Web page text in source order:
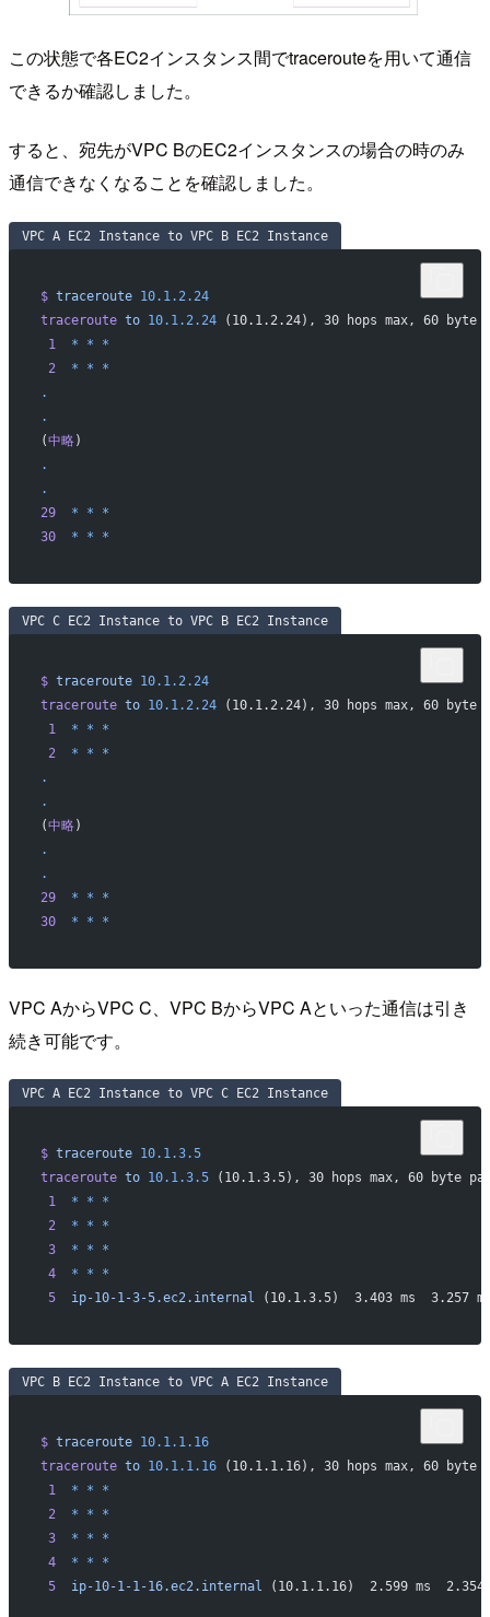
この状態で各EC2インスタンス間でtracerouteを用いて通信
できるか確認しました。
すると、宛先がVPC BのEC2インスタンスの場合の時のみ
通信できなくなることを確認しました。
VPC A EC2 Instance to VPC B EC2 Instance
$ traceroute 10.1.2.24
traceroute to 10.1.2.24 (10.1.2.24), 30 hops max, 60 byte
1
  *
* *
2
  *
* *
.
.
(中略)
.
.
29
  *
* *
30
  *
* *
VPC C EC2 Instance to VPC B EC2 Instance
$ traceroute 10.1.2.24
traceroute to 10.1.2.24 (10.1.2.24), 30 hops max, 60 byte
1
  *
* *
2
  *
* *
.
.
(中略)
.
.
29
  *
* *
30
  *
* *
VPC AからVPC C、VPC BからVPC Aといった通信は引き
続き可能です。
VPC A EC2 Instance to VPC C EC2 Instance
$ traceroute 10.1.3.5
traceroute to 10.1.3.5 (10.1.3.5), 30 hops max, 60 byte
1
  *
* *
2
  *
* *
3
  *
* *
4
  *
* *
5
  ip-10-1-3-5.ec2.internal
(10.1.3.5)  3.403 ms  3.257
VPC B EC2 Instance to VPC A EC2 Instance
$ traceroute 10.1.1.16
traceroute to 10.1.1.16 (10.1.1.16), 30 hops max, 60 byte
1
  *
* *
2
  *
* *
3
  *
* *
4
  *
* *
5
  ip-10-1-1-16.ec2.internal
(10.1.1.16)  2.599 ms  2.354